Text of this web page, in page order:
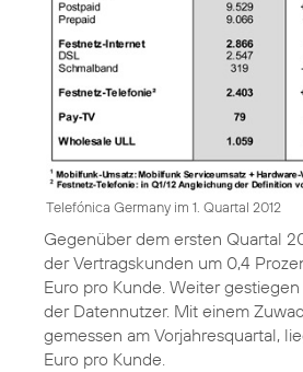
Telefónica Germany im 1. Quartal 2012
Gegenüber dem ersten Quartal
der Vertragskunden um 0,4
Euro pro Kunde. Weiter
der Datennutzer. Mit einem
gemessen am Vorjahresquartal,
Euro pro Kunde.